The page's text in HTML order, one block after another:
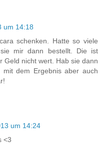
um 14:18
schenken. Hatte so viele
mir dann bestellt. Die ist
Geld nicht wert. Hab sie dann
dem Ergebnis aber auch
um 14:24
<3